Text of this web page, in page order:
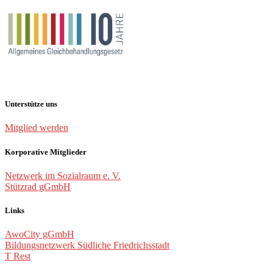
Unterstütze uns
Mitglied werden
Korporative Mitglieder
Netzwerk im Sozialraum e. V.
Stützrad gGmbH
Links
AwoCity gGmbH
Bildungsnetzwerk Südliche Friedrichsstadt
T Rest